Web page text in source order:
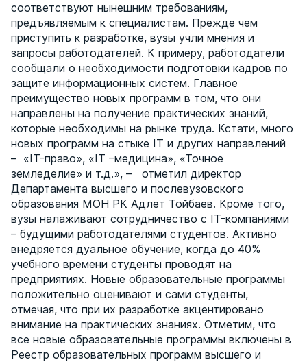
соответствуют нынешним требованиям,
предъявляемым к специалистам. Прежде чем
приступить к разработке, вузы учли мнения и
запросы работодателей. К примеру, работодатели
сообщали о необходимости подготовки кадров по
защите информационных систем. Главное
преимущество новых программ в том, что они
направлены на получение практических знаний,
которые необходимы на рынке труда. Кстати, много
новых программ на стыке IT и других направлений
– «IT-право», «IT –медицина», «Точное
земледелие» и т.д.», – отметил директор
Департамента высшего и послевузовского
образования МОН РК Адлет Тойбаев. Кроме того,
вузы налаживают сотрудничество с IT-компаниями
– будущими работодателями студентов. Активно
внедряется дуальное обучение, когда до 40%
учебного времени студенты проводят на
предприятиях. Новые образовательные программы
положительно оценивают и сами студенты,
отмечая, что при их разработке акцентировано
внимание на практических знаниях. Отметим, что
все новые образовательные программы включены в
Реестр образовательных программ высшего и